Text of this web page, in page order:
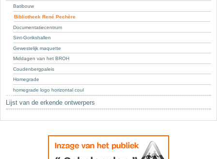
Batibouw
Bibliotheek René Pechère
Documentatiecentrum
Sint-Gorikshallen
Gewestelijk maquette
Middagen van het BROH
Coudenbergpaleis
Homegrade
homegrade logo horizontal coul
Lijst van de erkende ontwerpers